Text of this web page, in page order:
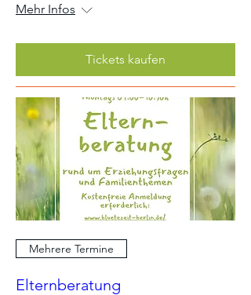
Mehr Infos
Tickets kaufen
Mehrere Termine
Elternberatung